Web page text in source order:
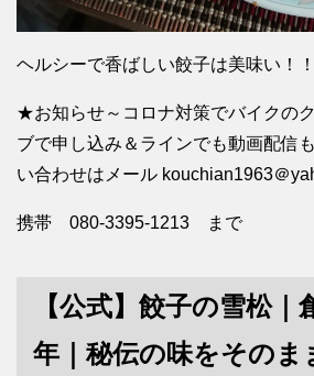
ヘルシーで香ばしい餃子は美味い！！
★お知らせ～コロナ対策でバイクの
ブで申し込み＆ラインでも動画配信
い合わせはメール kouchian1963＠
携帯 080-3395-1213 まで
【公式】 餃子の雪松｜
年｜秘伝の味をその